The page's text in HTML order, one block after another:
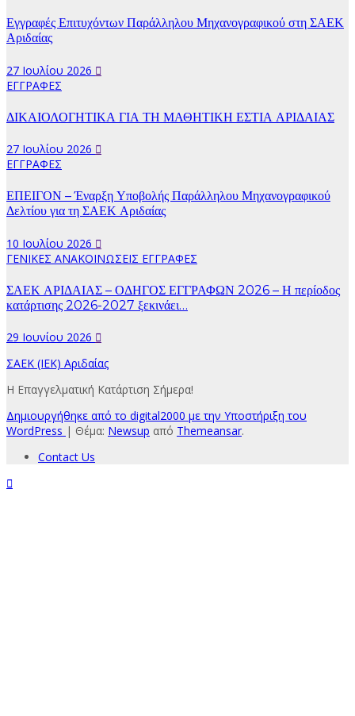
Εγγραφές Επιτυχόντων Παράλληλου Μηχανογραφικού στη ΣΑΕΚ
Αριδαίας
27 Ιουλίου 2026
ΕΓΓΡΑΦΕΣ
ΔΙΚΑΙΟΛΟΓΗΤΙΚΑ ΓΙΑ ΤΗ ΜΑΘΗΤΙΚΗ ΕΣΤΙΑ ΑΡΙΔΑΙΑΣ
27 Ιουλίου 2026
ΕΓΓΡΑΦΕΣ
ΕΠΕΙΓΟΝ – Έναρξη Υποβολής Παράλληλου Μηχανογραφικού
Δελτίου για τη ΣΑΕΚ Αριδαίας
10 Ιουλίου 2026
ΓΕΝΙΚΕΣ ΑΝΑΚΟΙΝΩΣΕΙΣ ΕΓΓΡΑΦΕΣ
ΣΑΕΚ ΑΡΙΔΑΙΑΣ – ΟΔΗΓΟΣ ΕΓΓΡΑΦΩΝ 2026 – Η περίοδος
κατάρτισης 2026-2027 ξεκινάει…
29 Ιουνίου 2026
ΣΑΕΚ (ΙΕΚ) Αριδαίας
Η Επαγγελματική Κατάρτιση Σήμερα!
Δημιουργήθηκε από το digital2000 με την Υποστήριξη του
WordPress | Θέμα: Newsup από Themeansar.
Contact Us